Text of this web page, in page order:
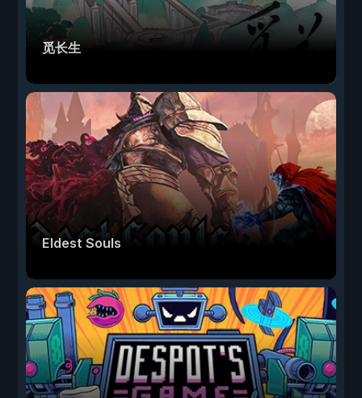
觅长生
Eldest Souls